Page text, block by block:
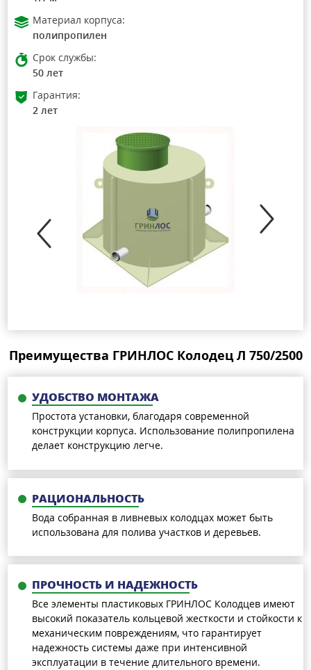
Материал корпуса:
полипропилен
Срок службы:
50 лет
Гарантия:
2 лет
Преимущества ГРИНЛОС Колодец Л 750/2500
УДОБСТВО МОНТАЖА
Простота установки, благодаря современной
конструкции корпуса. Использование полипропилена
делает конструкцию легче.
РАЦИОНАЛЬНОСТЬ
Вода собранная в ливневых колодцах может быть
использована для полива участков и деревьев.
ПРОЧНОСТЬ И НАДЕЖНОСТЬ
Все элементы пластиковых ГРИНЛОС Колодцев имеют
высокий показатель кольцевой жесткости и стойкости к
механическим повреждениям, что гарантирует
надежность системы даже при интенсивной
эксплуатации в течение длительного времени.